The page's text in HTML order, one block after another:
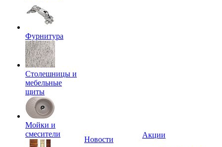
Фурнитура
Столешницы и
мебельные
щиты
Мойки и
смесители
Новости
Акции